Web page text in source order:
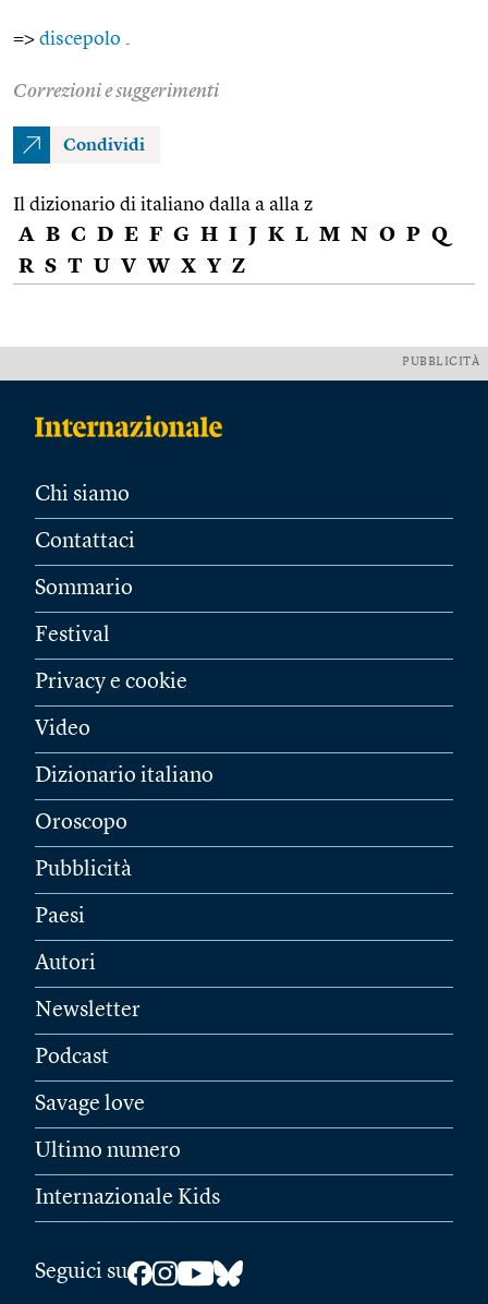
=> discepolo
Correzioni e suggerimenti
Condividi
Il dizionario di italiano dalla a alla z
A B C D E F G H I J K L M N O P Q
R S T U V W X Y Z
PUBBLICITÀ
Chi siamo
Contattaci
Sommario
Festival
Privacy e cookie
Video
Dizionario italiano
Oroscopo
Pubblicità
Paesi
Autori
Newsletter
Podcast
Savage love
Ultimo numero
Internazionale Kids
Seguici su